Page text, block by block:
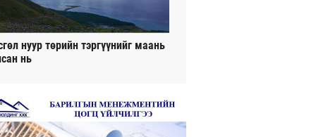
нуур төрийн тэргүүнийг маань
нь